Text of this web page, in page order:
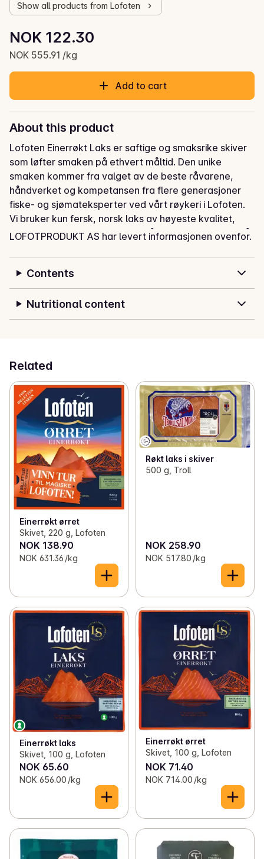
Show all products from Lofoten
Current price is: NOK 122.30
NOK 122.30
NOK 555.91 /kg
Unit price: NOK 555.91 /kg
Add to cart
About this product
Lofoten Einerrøkt Laks er saftige og smaksrike skiver
som løfter smaken på ethvert måltid. Den unike
smaken kommer fra valget av de beste råvarene,
håndverket og kompetansen fra flere generasjoner
fiske- og sjømateksperter ved vårt røykeri i Lofoten.
Vi bruker kun fersk, norsk laks av høyeste kvalitet,
som tørrsaltes og kaldrøykes på flis av einer og or. Når
spesialitet fra Lofoten. Vel bekomme! Kommer i en
praktisk to-pakning, som gjør at produktet holder seg
ferskt lenger og øker holdbarheten.
LOFOTPRODUKT AS har levert informasjonen ovenfor.
Contents
Nutritional content
Related
Einerrøkt ørret
Skivet, 220 g, Lofoten
NOK 138.90
NOK 631.36 /kg
Røkt laks i skiver
500 g, Troll
NOK 258.90
NOK 517.80 /kg
Einerrøkt laks
Skivet, 100 g, Lofoten
NOK 65.60
NOK 656.00 /kg
Einerrøkt ørret
Skivet, 100 g, Lofoten
NOK 71.40
NOK 714.00 /kg